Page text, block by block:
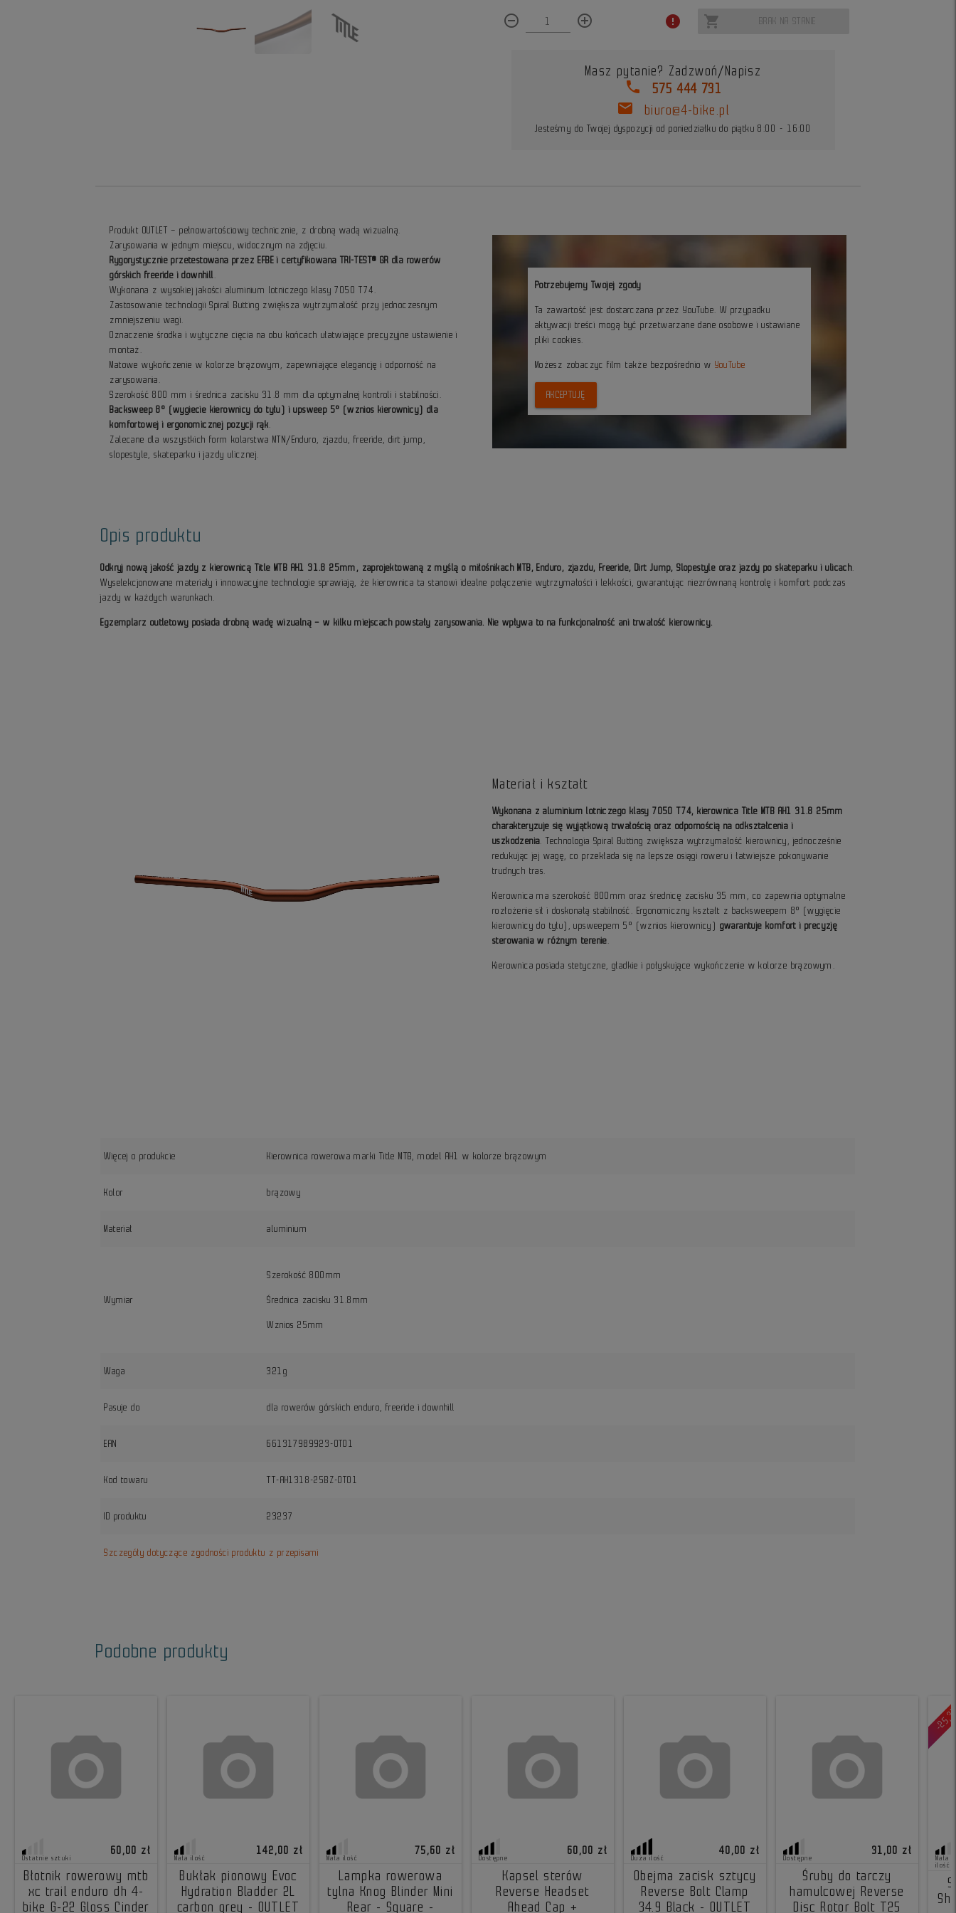
remove_circle_outline add_circle_outline error shopping_cart BRAK NA STANIE
Masz pytanie? Zadzwoń/Napisz
phone 575 444 731
mail biuro@4-bike.pl
Jesteśmy do Twojej dyspozycji od poniedziałku do piątku 8:00 - 16:00
Produkt OUTLET – pełnowartościowy technicznie, z drobną wadą wizualną.
Zarysowania w jednym miejscu, widocznym na zdjęciu.
Rygorystycznie przetestowana przez EFBE i certyfikowana TRI-TEST® GR dla rowerów
górskich freeride i downhill
Wykonana z wysokiej jakości aluminium lotniczego klasy 7050 T74.
Zastosowanie technologii Spiral Butting zwiększa wytrzymałość przy jednoczesnym
zmniejszeniu wagi.
Oznaczenie środka i wytyczne cięcia na obu końcach ułatwiające precyzyjne ustawienie i
montaż.
Matowe wykończenie w kolorze brązowym, zapewniające elegancję i odporność na
zarysowania.
Szerokość 800 mm i średnica zacisku 31.8 mm dla optymalnej kontroli i stabilności.
Backsweep 8° (wygiecie kierownicy do tyłu) i upsweep 5° (wznios kierownicy) dla
komfortowej i ergonomicznej pozycji rąk
Zalecane dla wszystkich form kolarstwa MTN/Enduro, zjazdu, freeride, dirt jump,
slopestyle, skateparku i jazdy ulicznej.
Potrzebujemy Twojej zgody
Ta zawartość jest dostarczana przez YouTube. W przypadku
aktywacji treści mogą być przetwarzane dane osobowe i ustawiane
pliki cookies.
Możesz zobaczyc film także bezpośrednio w YouTube
AKCEPTUJĘ
Opis produktu
Odkryj nową jakość jazdy z kierownicą Title MTB AH1 31.8 25mm, zaprojektowaną z myślą o miłośnikach MTB, Enduro, zjazdu, Freeride, Dirt Jump, Slopestyle oraz jazdy po skateparku i ulicach
Wyselekcjonowane materiały i innowacyjne technologie sprawiają, że kierownica ta stanowi idealne połączenie wytrzymałości i lekkości, gwarantując niezrównaną kontrolę i komfort podczas
jazdy w każdych warunkach.
Egzemplarz outletowy posiada drobną wadę wizualną – w kilku miejscach powstały zarysowania. Nie wpływa to na funkcjonalność ani trwałość kierownicy.
Materiał i kształt
Wykonana z aluminium lotniczego klasy 7050 T74, kierownica Title MTB AH1 31.8 25mm
charakteryzuje się wyjątkową trwałością oraz odpornością na odkształcenia i
uszkodzenia . Technologia Spiral Butting zwiększa wytrzymałość kierownicy, jednocześnie
redukując jej wagę, co przekłada się na lepsze osiągi roweru i łatwiejsze pokonywanie
trudnych tras.
Kierownica ma szerokość 800mm oraz średnicę zacisku 35 mm, co zapewnia optymalne
rozłożenie sił i doskonałą stabilność. Ergonomiczny kształt z backsweepem 8° (wygięcie
kierownicy do tyłu), upsweepem 5° (wznios kierownicy) gwarantuje komfort i precyzję
sterowania w różnym terenie
Kierownica posiada stetyczne, gładkie i połyskujące wykończenie w kolorze brązowym.
Więcej o produkcie Kierownica rowerowa marki Title MTB, model AH1 w kolorze brązowym
Kolor brązowy
Materiał aluminium
Wymiar
Szerokość 800mm
Średnica zacisku 31.8mm
Wznios 25mm
Waga 321g
Pasuje do dla rowerów górskich enduro, freeride i downhill
EAN 661317989923-OT01
Kod towaru TT-AH1318-25BZ-OT01
ID produktu 23237
Szczegóły dotyczące zgodności produktu z przepisami
Podobne produkty
Ostatnie sztuki
60,00 zł
Błotnik rowerowy mtb
xc trail enduro dh 4-
bike G-22 Gloss Cinder
Mała ilość
142,00 zł
Bukłak pionowy Evoc
Hydration Bladder 2L
carbon grey - OUTLET
Mała ilość
75,60 zł
Lampka rowerowa
tylna Knog Blinder Mini
Rear - Square -
Dostępne
60,00 zł
Kapsel sterów
Reverse Headset
Ahead Cap +
Duża ilość
40,00 zł
Obejma zacisk sztycy
Reverse Bolt Clamp
34.9 Black - OUTLET
Dostępne
31,00 zł
Śruby do tarczy
hamulcowej Reverse
Disc Rotor Bolt T25
-
Mała
ilość